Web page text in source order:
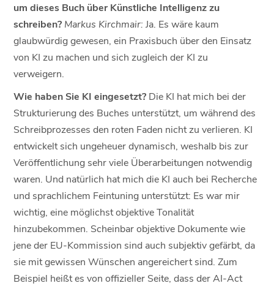
um dieses Buch über Künstliche Intelligenz zu
schreiben? Markus Kirchmair: Ja. Es wäre kaum
glaubwürdig gewesen, ein Praxisbuch über den Einsatz
von KI zu machen und sich zugleich der KI zu
verweigern.
Wie haben Sie KI eingesetzt? Die KI hat mich bei der
Strukturierung des Buches unterstützt, um während des
Schreibprozesses den roten Faden nicht zu verlieren. KI
entwickelt sich ungeheuer dynamisch, weshalb bis zur
Veröffentlichung sehr viele Überarbeitungen notwendig
waren. Und natürlich hat mich die KI auch bei Recherche
und sprachlichem Feintuning unterstützt: Es war mir
wichtig, eine möglichst objektive Tonalität
hinzubekommen. Scheinbar objektive Dokumente wie
jene der EU-Kommission sind auch subjektiv gefärbt, da
sie mit gewissen Wünschen angereichert sind. Zum
Beispiel heißt es von offizieller Seite, dass der AI-Act